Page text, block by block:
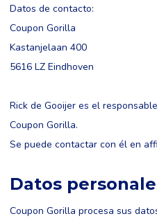
Datos de contacto:
Coupon Gorilla
Kastanjelaan 400
5616 LZ Eindhoven
Rick de Gooijer es el
Coupon Gorilla.
Se puede contactar con él en
Datos
Coupon Gorilla procesa sus